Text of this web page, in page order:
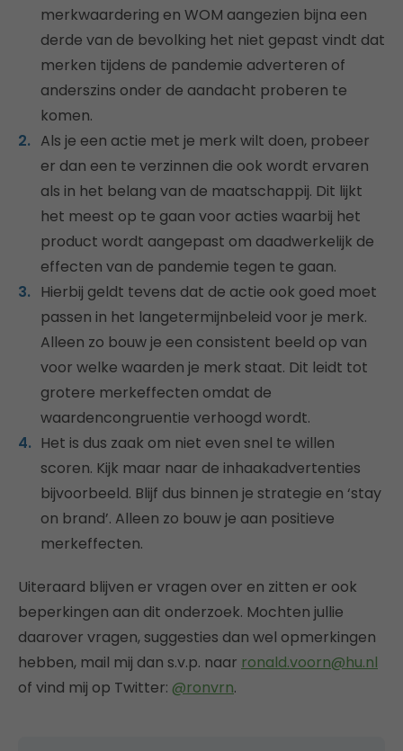
merkwaardering en WOM aangezien bijna een
derde van de bevolking het niet gepast vindt dat
merken tijdens de pandemie adverteren of
anderszins onder de aandacht proberen te
komen.
Als je een actie met je merk wilt doen, probeer
er dan een te verzinnen die ook wordt ervaren
als in het belang van de maatschappij. Dit lijkt
het meest op te gaan voor acties waarbij het
product wordt aangepast om daadwerkelijk de
effecten van de pandemie tegen te gaan.
Hierbij geldt tevens dat de actie ook goed moet
passen in het langetermijnbeleid voor je merk.
Alleen zo bouw je een consistent beeld op van
voor welke waarden je merk staat. Dit leidt tot
grotere merkeffecten omdat de
waardencongruentie verhoogd wordt.
Het is dus zaak om niet even snel te willen
scoren. Kijk maar naar de inhaakadvertenties
bijvoorbeeld. Blijf dus binnen je strategie en ‘stay
on brand’. Alleen zo bouw je aan positieve
merkeffecten.
Uiteraard blijven er vragen over en zitten er ook
beperkingen aan dit onderzoek. Mochten jullie
daarover vragen, suggesties dan wel opmerkingen
hebben, mail mij dan s.v.p. naar ronald.voorn@hu.nl
of vind mij op Twitter: @ronvrn.